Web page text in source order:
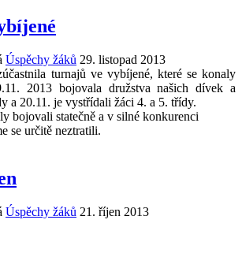
Úspěchy žáků 29. listopad 2013
turnajů ve vybíjené, které se konaly
2013 bojovala družstva našich dívek a
a 20.11. je vystřídali žáci 4. a 5. třídy.
bojovali statečně a v silné konkurenci
se určitě neztratili.
Úspěchy žáků 21. říjen 2013